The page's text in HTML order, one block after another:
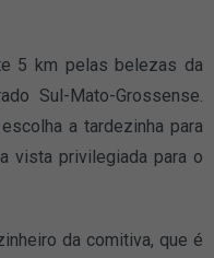
5 km pelas belezas da
Sul-Mato-Grossense.
a tardezinha para
vista privilegiada para o
da comitiva, que é